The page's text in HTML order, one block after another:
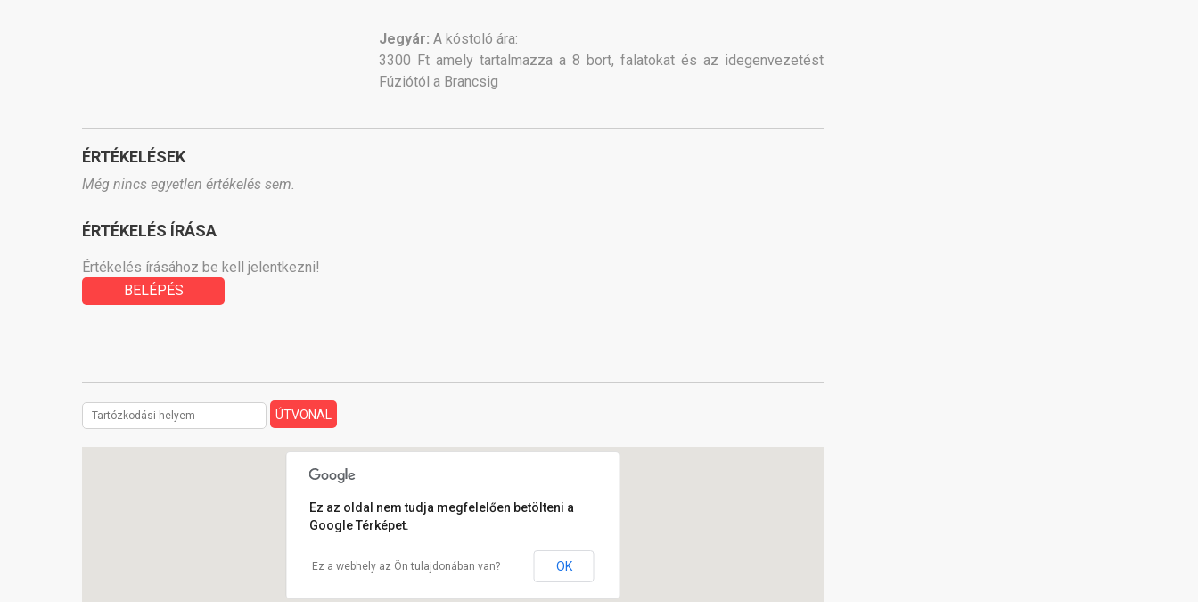
Jegyár: A kóstoló ára:
3300 Ft amely tartalmazza a 8 bort, falatokat és az idegenvezetést
Fúziótól a Brancsig
ÉRTÉKELÉSEK
Még nincs egyetlen értékelés sem.
ÉRTÉKELÉS ÍRÁSA
Értékelés írásához be kell jelentkezni!
BELÉPÉS
Ez az oldal nem tudja megfelelően betölteni a
Google Térképet.
Ez a webhely az Ön tulajdonában van? OK